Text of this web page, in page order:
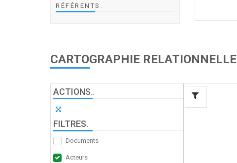
RÉFÉRENTS
CARTOGRAPHIE RELATIONNELLE
ACTIONS..
FILTRES.
Documents
Acteurs